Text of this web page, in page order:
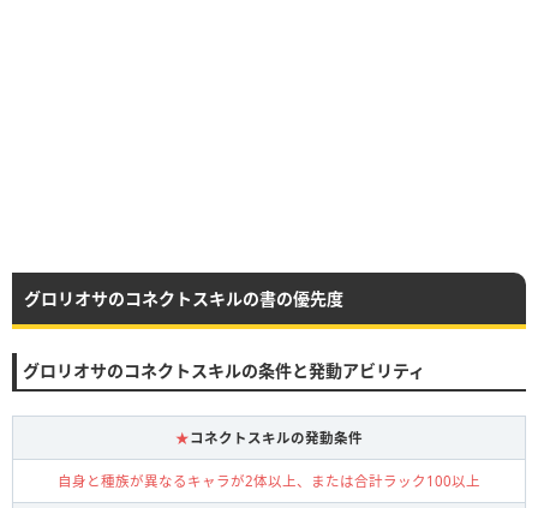
グロリオサのコネクトスキルの書の優先度
グロリオサのコネクトスキルの条件と発動アビリティ
★コネクトスキルの発動条件
自身と種族が異なるキャラが2体以上、または合計ラック100以上